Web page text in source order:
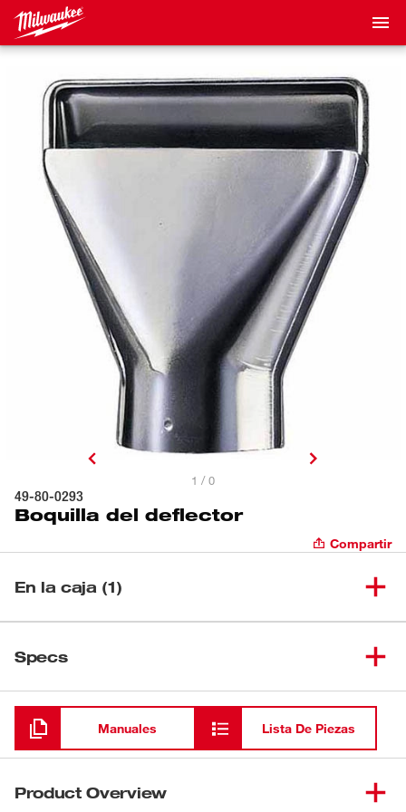
1 / 0
49-80-0293
Boquilla del deflector
Compartir
En la caja (1)
Specs
Cargando
Manuales Lista De Piezas
Product Overview